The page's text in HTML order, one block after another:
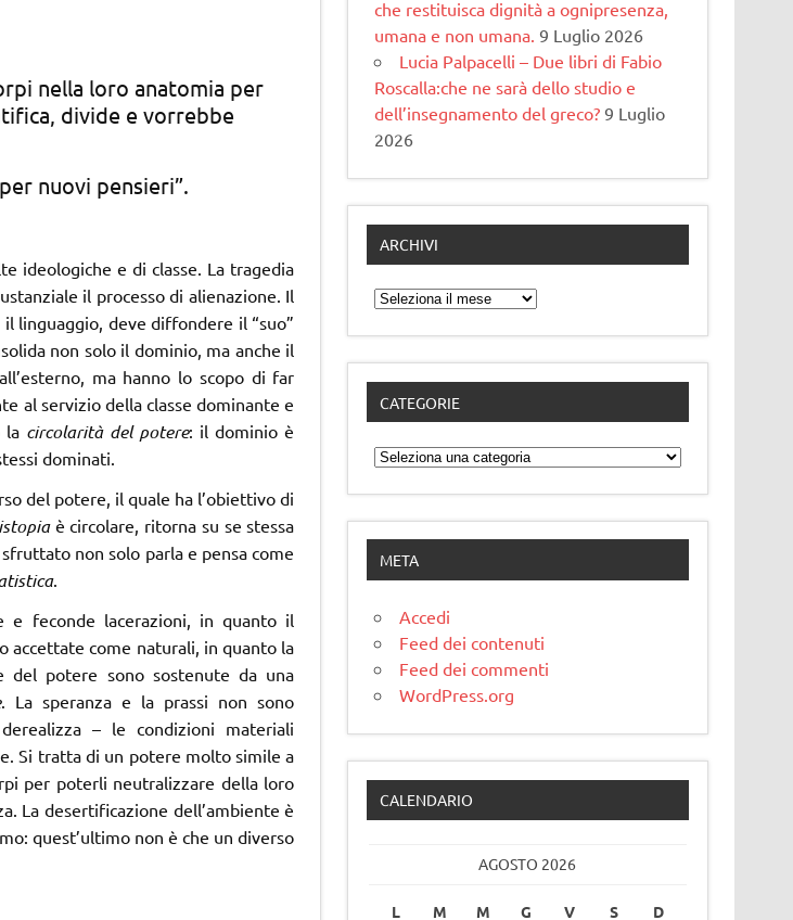
nella loro anatomia per
divide e vorrebbe
nuovi pensieri”.
ideologiche e di classe. La tragedia
il processo di alienazione. Il
linguaggio, deve diffondere il “suo”
non solo il dominio, ma anche il
ma hanno lo scopo di far
al servizio della classe dominante e
la circolarità del potere: il dominio è
dominati.
del potere, il quale ha l’obiettivo di
è circolare, ritorna su se stessa
non solo parla e pensa come
.
e feconde lacerazioni, in quanto il
accettate come naturali, in quanto la
potere sono sostenute da una
. La speranza e la prassi non sono
– le condizioni materiali
Si tratta di un potere molto simile a
per poterli neutralizzare della loro
La desertificazione dell’ambiente è
quest’ultimo non è che un diverso
che restituisca dignità a ognipresenza,
umana e non umana. 9 Luglio 2026
Lucia Palpacelli – Due libri di Fabio
Roscalla:che ne sarà dello studio e
dell’insegnamento del greco? 9 Luglio
2026
ARCHIVI
Archivi
CATEGORIE
Categorie
META
Accedi
Feed dei contenuti
Feed dei commenti
WordPress.org
CALENDARIO
AGOSTO 2026
L M M G V S D